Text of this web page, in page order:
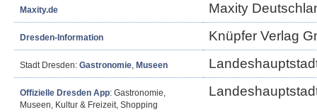
Maxity.de Maxity
Dresden-Information Knüpfer Verlag
Stadt Dresden: Gastronomie, Museen
Offizielle Dresden App: Gastronomie,
Museen, Kultur & Freizeit, Shopping